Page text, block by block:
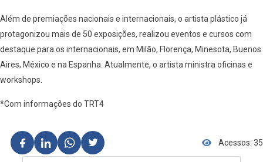
Além de premiações nacionais e internacionais, o artista plástico já
protagonizou mais de 50 exposições, realizou eventos e cursos com
destaque para os internacionais, em Milão, Florença, Minesota, Buenos
Aires, México e na Espanha. Atualmente, o artista ministra oficinas e
workshops.
*Com informações do TRT4
Acessos: 35